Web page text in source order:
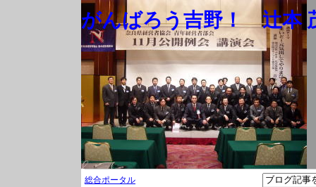
がんばろう吉野！ 辻本
総合ポータル